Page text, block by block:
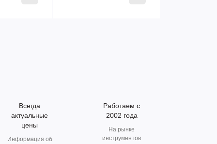
Всегда
актуальные
цены
Информация об
Работаем с
2002 года
На рынке
инструментов